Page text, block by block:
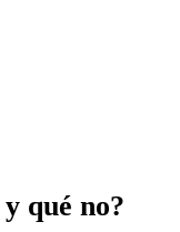
qué no?